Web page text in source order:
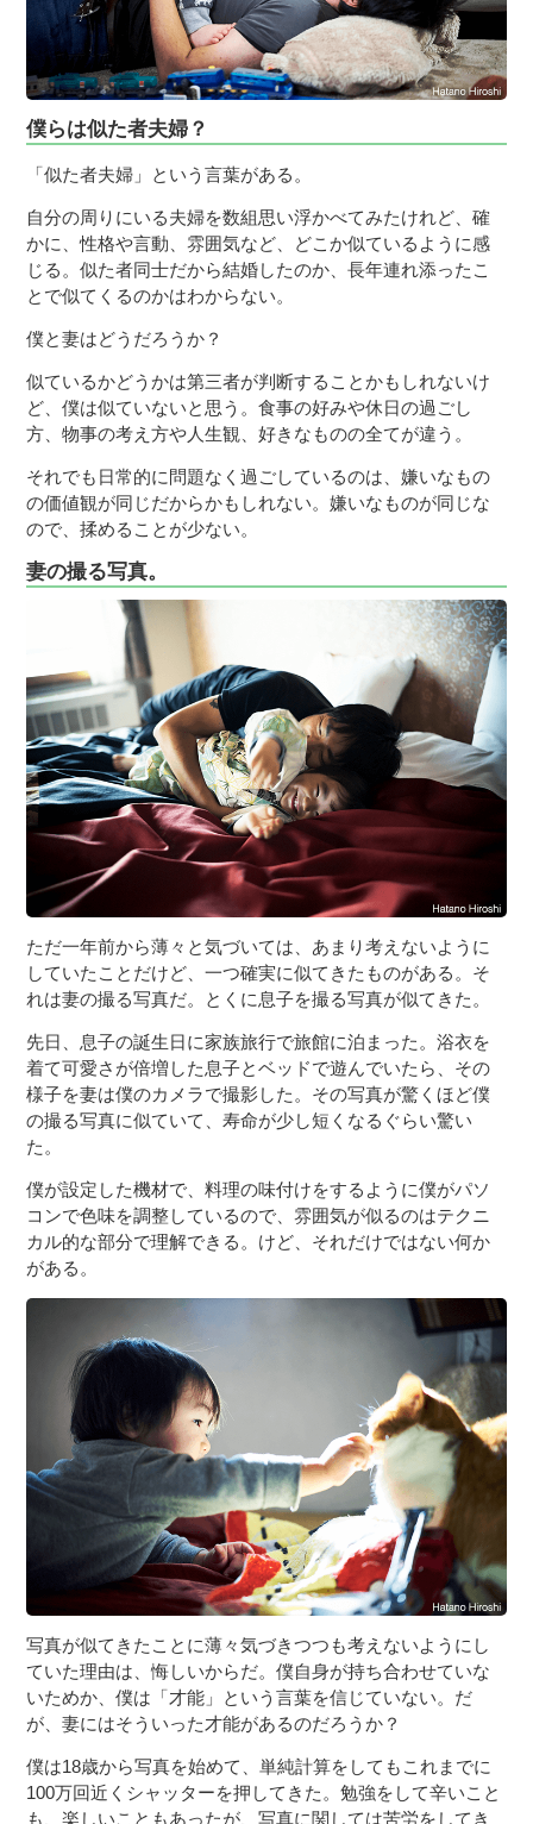
僕らは似た者夫婦？
「似た者夫婦」という言葉がある。
自分の周りにいる夫婦を数組思い浮かべてみたけれど、確
かに、性格や言動、雰囲気など、どこか似ているように感
じる。似た者同士だから結婚したのか、長年連れ添ったこ
とで似てくるのかはわからない。
僕と妻はどうだろうか？
似ているかどうかは第三者が判断することかもしれないけ
ど、僕は似ていないと思う。食事の好みや休日の過ごし
方、物事の考え方や人生観、好きなものの全てが違う。
それでも日常的に問題なく過ごしているのは、嫌いなもの
の価値観が同じだからかもしれない。嫌いなものが同じな
ので、揉めることが少ない。
妻の撮る写真。
ただ一年前から薄々と気づいては、あまり考えないように
していたことだけど、一つ確実に似てきたものがある。そ
れは妻の撮る写真だ。とくに息子を撮る写真が似てきた。
先日、息子の誕生日に家族旅行で旅館に泊まった。浴衣を
着て可愛さが倍増した息子とベッドで遊んでいたら、その
様子を妻は僕のカメラで撮影した。その写真が驚くほど僕
の撮る写真に似ていて、寿命が少し短くなるぐらい驚い
た。
僕が設定した機材で、料理の味付けをするように僕がパソ
コンで色味を調整しているので、雰囲気が似るのはテクニ
カル的な部分で理解できる。けど、それだけではない何か
がある。
写真が似てきたことに薄々気づきつつも考えないようにし
ていた理由は、悔しいからだ。僕自身が持ち合わせていな
いためか、僕は「才能」という言葉を信じていない。だ
が、妻にはそういった才能があるのだろうか？
僕は18歳から写真を始めて、単純計算をしてもこれまでに
100万回近くシャッターを押してきた。勉強をして辛いこと
も、楽しいこともあったが、写真に関しては苦労をしてき